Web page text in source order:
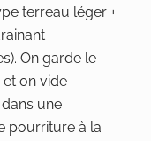
terreau léger +
On garde le
on vide
une
pourriture à la